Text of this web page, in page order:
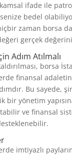
ifade ile
bedel
zaman borsa
gerçek
Adım Atılmalı
borsa
finansal adaletin
Bu sayede,
bir yönetim
ve finansal
imtiyazlı payların